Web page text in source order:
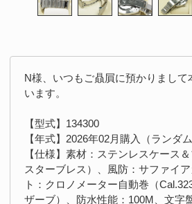
N様、いつもご贔屓に預かりまし
います。
【型式】134300
【年式】2026年02月購入（ランダム
【仕様】素材：ステンレスケース
スターブレス）、風防：サファイ
ト：クロノメーター自動巻（
ザーブ）、防水性能：100M、文字